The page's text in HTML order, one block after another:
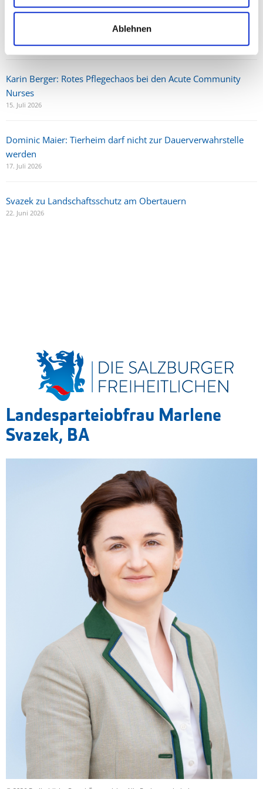
Ablehnen
Karkogel/Abtenau: Svazek freut sich über gemeinsame Lösung
und Perspektive für die Region
30. Juni 2026
Karin Berger: Rotes Pflegechaos bei den Acute Community
Nurses
15. Juli 2026
Dominic Maier: Tierheim darf nicht zur Dauerverwahrstelle
werden
17. Juli 2026
Svazek zu Landschaftsschutz am Obertauern
22. Juni 2026
Landesparteiobfrau Marlene
Svazek, BA